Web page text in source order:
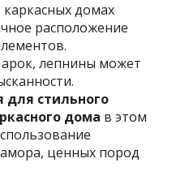
домах
расположение
лепнины может
стильного
дома в этом
ценных пород